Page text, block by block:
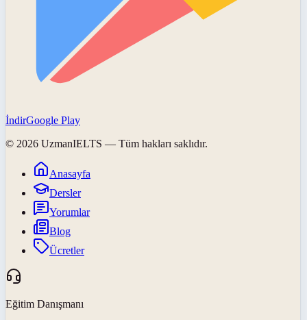
İndirGoogle Play
© 2026 UzmanIELTS — Tüm hakları saklıdır.
Anasayfa
Dersler
Yorumlar
Blog
Ücretler
Eğitim Danışmanı